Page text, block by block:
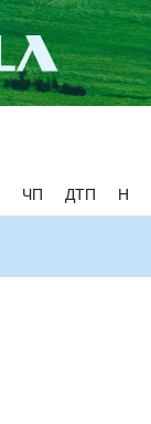
ЧП ДТП